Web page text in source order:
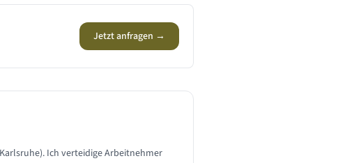
Jetzt anfragen →
Ich verteidige Arbeitnehmer